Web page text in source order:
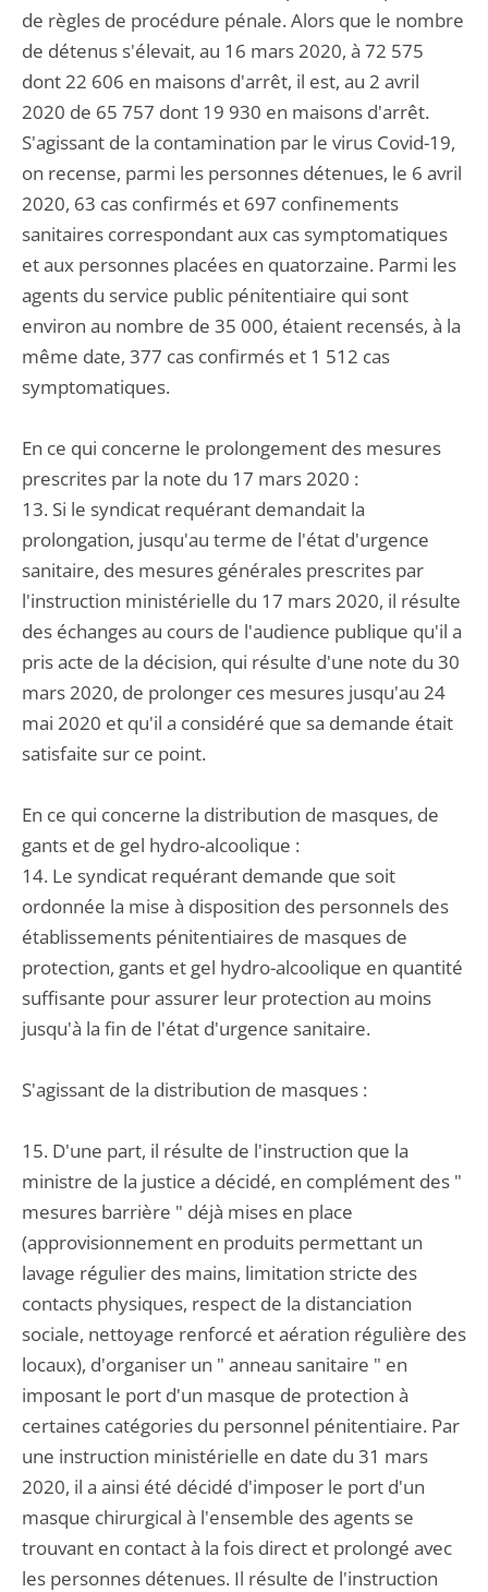
de règles de procédure pénale. Alors que le nombre
de détenus s'élevait, au 16 mars 2020, à 72 575
dont 22 606 en maisons d'arrêt, il est, au 2 avril
2020 de 65 757 dont 19 930 en maisons d'arrêt.
S'agissant de la contamination par le virus Covid-19,
on recense, parmi les personnes détenues, le 6 avril
2020, 63 cas confirmés et 697 confinements
sanitaires correspondant aux cas symptomatiques
et aux personnes placées en quatorzaine. Parmi les
agents du service public pénitentiaire qui sont
environ au nombre de 35 000, étaient recensés, à la
même date, 377 cas confirmés et 1 512 cas
symptomatiques.
En ce qui concerne le prolongement des mesures
prescrites par la note du 17 mars 2020 :
13. Si le syndicat requérant demandait la
prolongation, jusqu'au terme de l'état d'urgence
sanitaire, des mesures générales prescrites par
l'instruction ministérielle du 17 mars 2020, il résulte
des échanges au cours de l'audience publique qu'il a
pris acte de la décision, qui résulte d'une note du 30
mars 2020, de prolonger ces mesures jusqu'au 24
mai 2020 et qu'il a considéré que sa demande était
satisfaite sur ce point.
En ce qui concerne la distribution de masques, de
gants et de gel hydro-alcoolique :
14. Le syndicat requérant demande que soit
ordonnée la mise à disposition des personnels des
établissements pénitentiaires de masques de
protection, gants et gel hydro-alcoolique en quantité
suffisante pour assurer leur protection au moins
jusqu'à la fin de l'état d'urgence sanitaire.
S'agissant de la distribution de masques :
15. D'une part, il résulte de l'instruction que la
ministre de la justice a décidé, en complément des "
mesures barrière " déjà mises en place
(approvisionnement en produits permettant un
lavage régulier des mains, limitation stricte des
contacts physiques, respect de la distanciation
sociale, nettoyage renforcé et aération régulière des
locaux), d'organiser un " anneau sanitaire " en
imposant le port d'un masque de protection à
certaines catégories du personnel pénitentiaire. Par
une instruction ministérielle en date du 31 mars
2020, il a ainsi été décidé d'imposer le port d'un
masque chirurgical à l'ensemble des agents se
trouvant en contact à la fois direct et prolongé avec
les personnes détenues. Il résulte de l'instruction